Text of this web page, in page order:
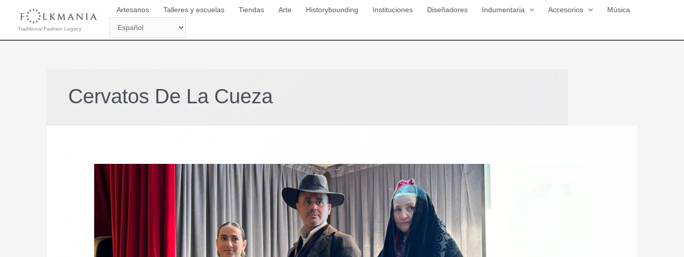
contenidoTraditional Fashion Legacy
Artesanos Talleres y escuelas Tiendas Arte Historybounding Instituciones Diseñadores Indumentaria Accesorios Música
Cervatos De La Cueza